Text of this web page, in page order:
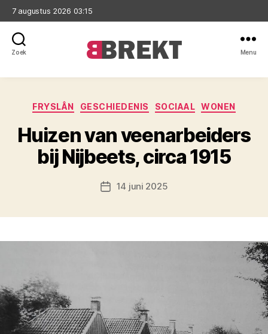
7 augustus 2026 03:15
Zoek Menu
Categorieën
FRYSLÂN GESCHIEDENIS SOCIAAL WONEN
Huizen van veenarbeiders
bij Nijbeets, circa 1915
Berichtdatum
14 juni 2025